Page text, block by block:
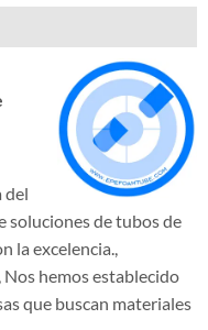
del
soluciones de tubos de
la excelencia.,
hemos establecido
que buscan materiales